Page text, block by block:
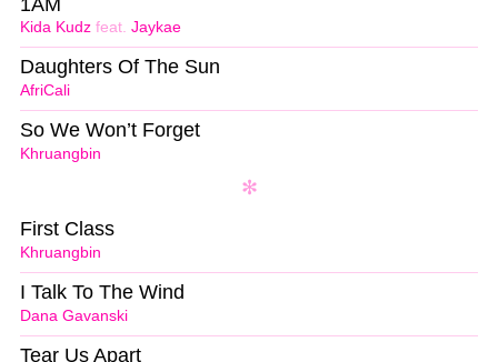
Kida Kudz feat. Jaykae
AfriCali
Daughters Of The Sun
Khruangbin
So We Won’t Forget
Khruangbin
First Class
Dana Gavanski
I Talk To The Wind
Tear Us Apart